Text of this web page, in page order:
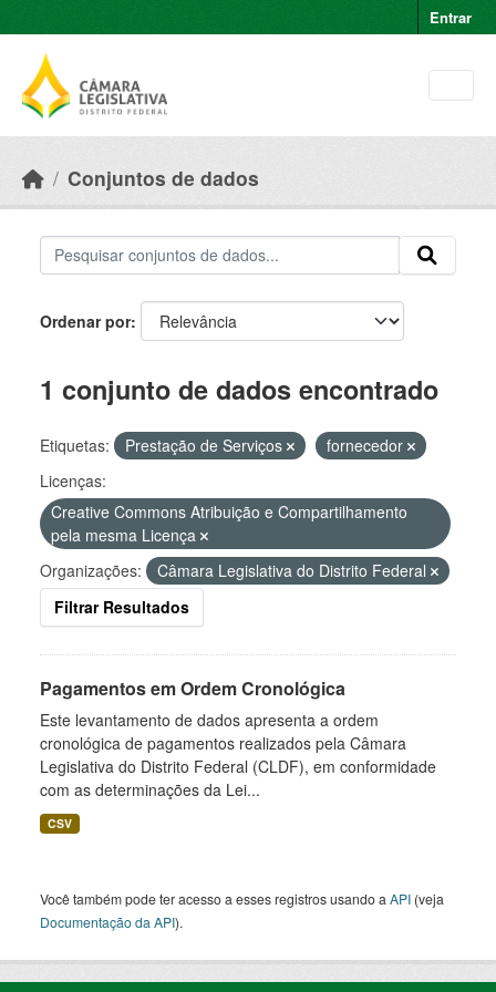
Entrar
Conjuntos de dados
Ordenar por
1 conjunto de dados encontrado
Etiquetas: Prestação de Serviços
fornecedor
Licenças:
Creative Commons Atribuição e Compartilhamento
pela mesma Licença
Organizações:
Câmara Legislativa do Distrito Federal
Filtrar Resultados
Pagamentos em Ordem Cronológica
Este levantamento de dados apresenta a ordem
cronológica de pagamentos realizados pela Câmara
Legislativa do Distrito Federal (CLDF), em conformidade
com as determinações da Lei...
CSV
Você também pode ter acesso a esses registros usando a API (veja
Documentação da API).